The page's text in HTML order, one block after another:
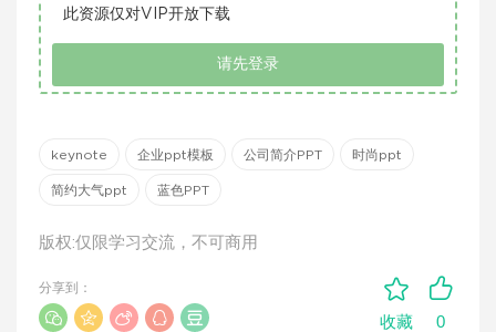
此资源仅对VIP开放下载
请先登录
keynote 企业ppt模板 公司简介PPT 时尚ppt
简约大气ppt 蓝色PPT
版权:仅限学习交流，不可商用
收藏 0
分享到：